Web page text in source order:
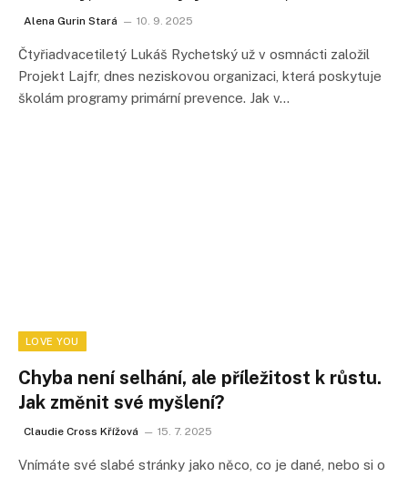
Alena Gurin Stará 10. 9. 2025
Čtyřiadvacetiletý Lukáš Rychetský už v osmnácti založil
Projekt Lajfr, dnes neziskovou organizaci, která poskytuje
školám programy primární prevence. Jak v…
LOVE YOU
Chyba není selhání, ale příležitost k růstu.
Jak změnit své myšlení?
Claudie Cross Křížová 15. 7. 2025
Vnímáte své slabé stránky jako něco, co je dané, nebo si o